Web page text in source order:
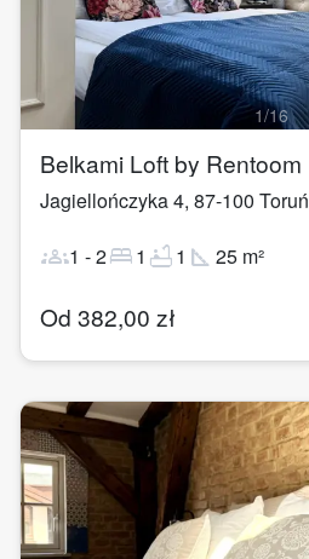
1/16
Belkami Loft by Rentoom
Jagiellończyka 4, 87-100 Toruń
groups1 -2bed1 bathtub1 square_foot 25 m²
Od 382,00 zł